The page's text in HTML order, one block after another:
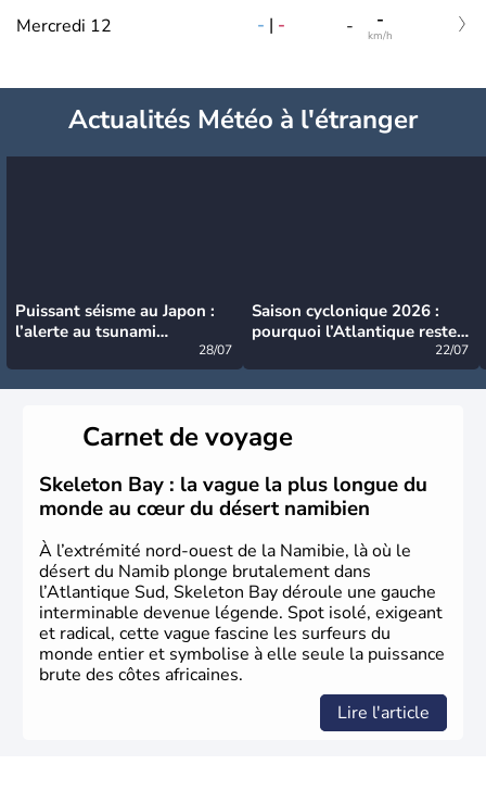
Mercredi 12 - | - - -
km/h
Actualités Météo à l'étranger
Puissant séisme au Japon :
l’alerte au tsunami
28/07
Saison cyclonique 2026 :
pourquoi l’Atlantique reste
22/07
Carnet de voyage
Skeleton Bay : la vague la plus longue du
monde au cœur du désert namibien
À l’extrémité nord-ouest de la Namibie, là où le
désert du Namib plonge brutalement dans
l’Atlantique Sud, Skeleton Bay déroule une gauche
interminable devenue légende. Spot isolé, exigeant
et radical, cette vague fascine les surfeurs du
monde entier et symbolise à elle seule la puissance
brute des côtes africaines.
Lire l'article